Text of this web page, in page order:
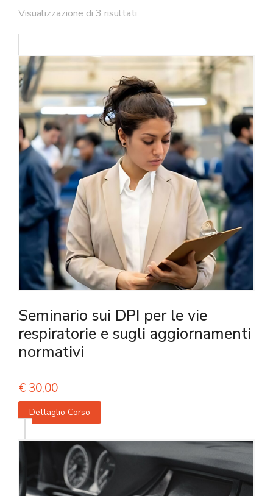
Visualizzazione di 3 risultati
Seminario sui DPI per le vie
respiratorie e sugli aggiornamenti
normativi
€ 30,00
Dettaglio Corso